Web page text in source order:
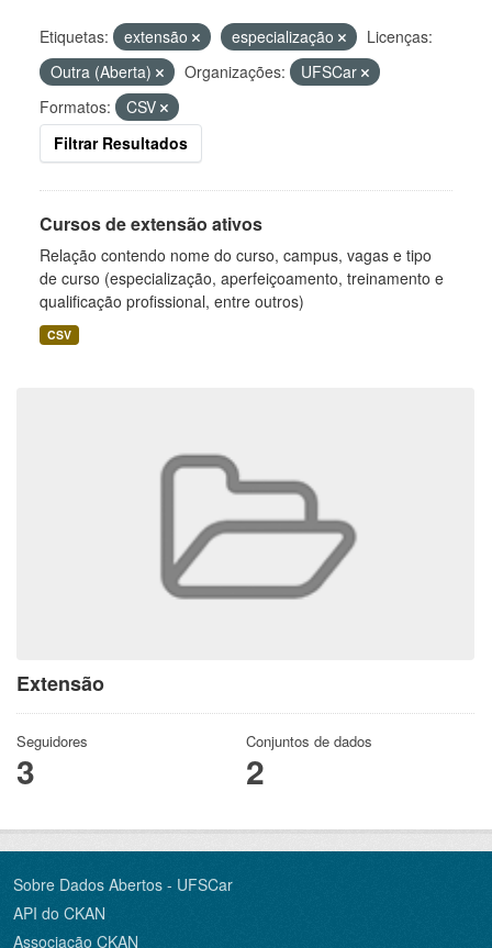
Extensão
Seguidores
3
Conjuntos de dados
2
Etiquetas: extensão especialização
Licenças:
Outra (Aberta)
Organizações:
UFSCar
Formatos:
CSV
Filtrar Resultados
Cursos de extensão ativos
Relação contendo nome do curso, campus, vagas e tipo
de curso (especialização, aperfeiçoamento, treinamento e
qualificação profissional, entre outros)
CSV
Sobre Dados Abertos - UFSCar
API do CKAN
Associação CKAN